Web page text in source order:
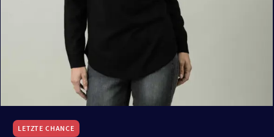
LETZTE CHANCE